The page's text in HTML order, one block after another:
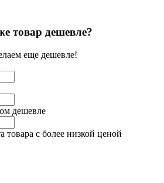
товар дешевле?
еще дешевле!
дешевле
товара с более низкой ценой